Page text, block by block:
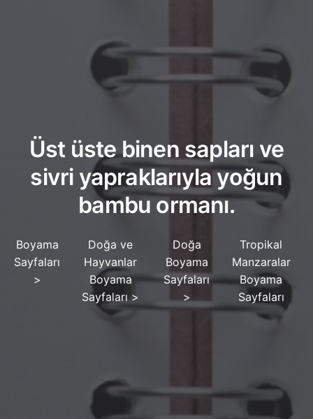
Üst üste binen sapları ve
sivri yapraklarıyla yoğun
bambu ormanı.
Boyama
Sayfaları
>
Doğa ve
Hayvanlar
Boyama
Sayfaları>
Doğa
Boyama
Sayfaları
>
Tropikal
Manzaralar
Boyama
Sayfaları